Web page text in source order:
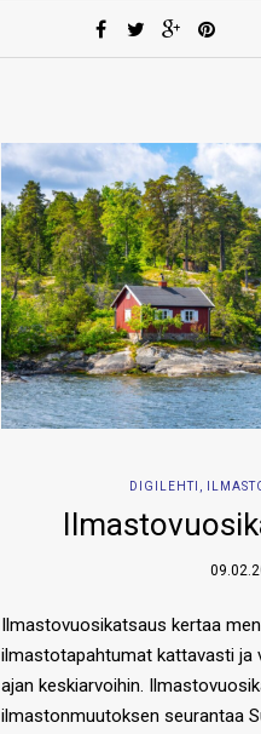
DIGILEHTI ,
Ilmastovuosikatsaus kertaa
ilmastotapahtumat kattavasti ja
ajan keskiarvoihin.
ilmastonmuutoksen seurantaa